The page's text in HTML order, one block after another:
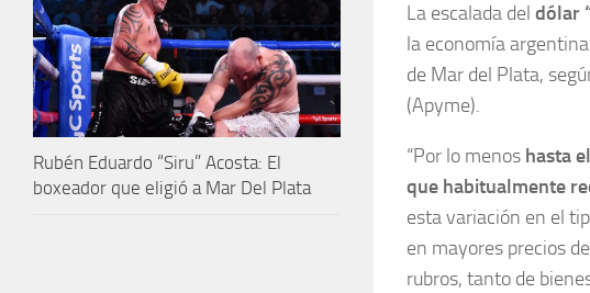
La escalada del dólar
la economía
de Mar del Plata,
(Apyme).
“Por lo menos hasta
que habitualmente
esta variación en el
en mayores precios
rubros, tanto de
Rubén Eduardo “Siru” Acosta: El
boxeador que eligió a Mar Del Plata